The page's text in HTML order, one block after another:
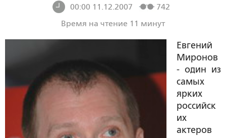
00:00 11.12.2007
742
Время на чтение 11 минут
Евгений
Миронов
- один из
самых
ярких
российск
их
актеров